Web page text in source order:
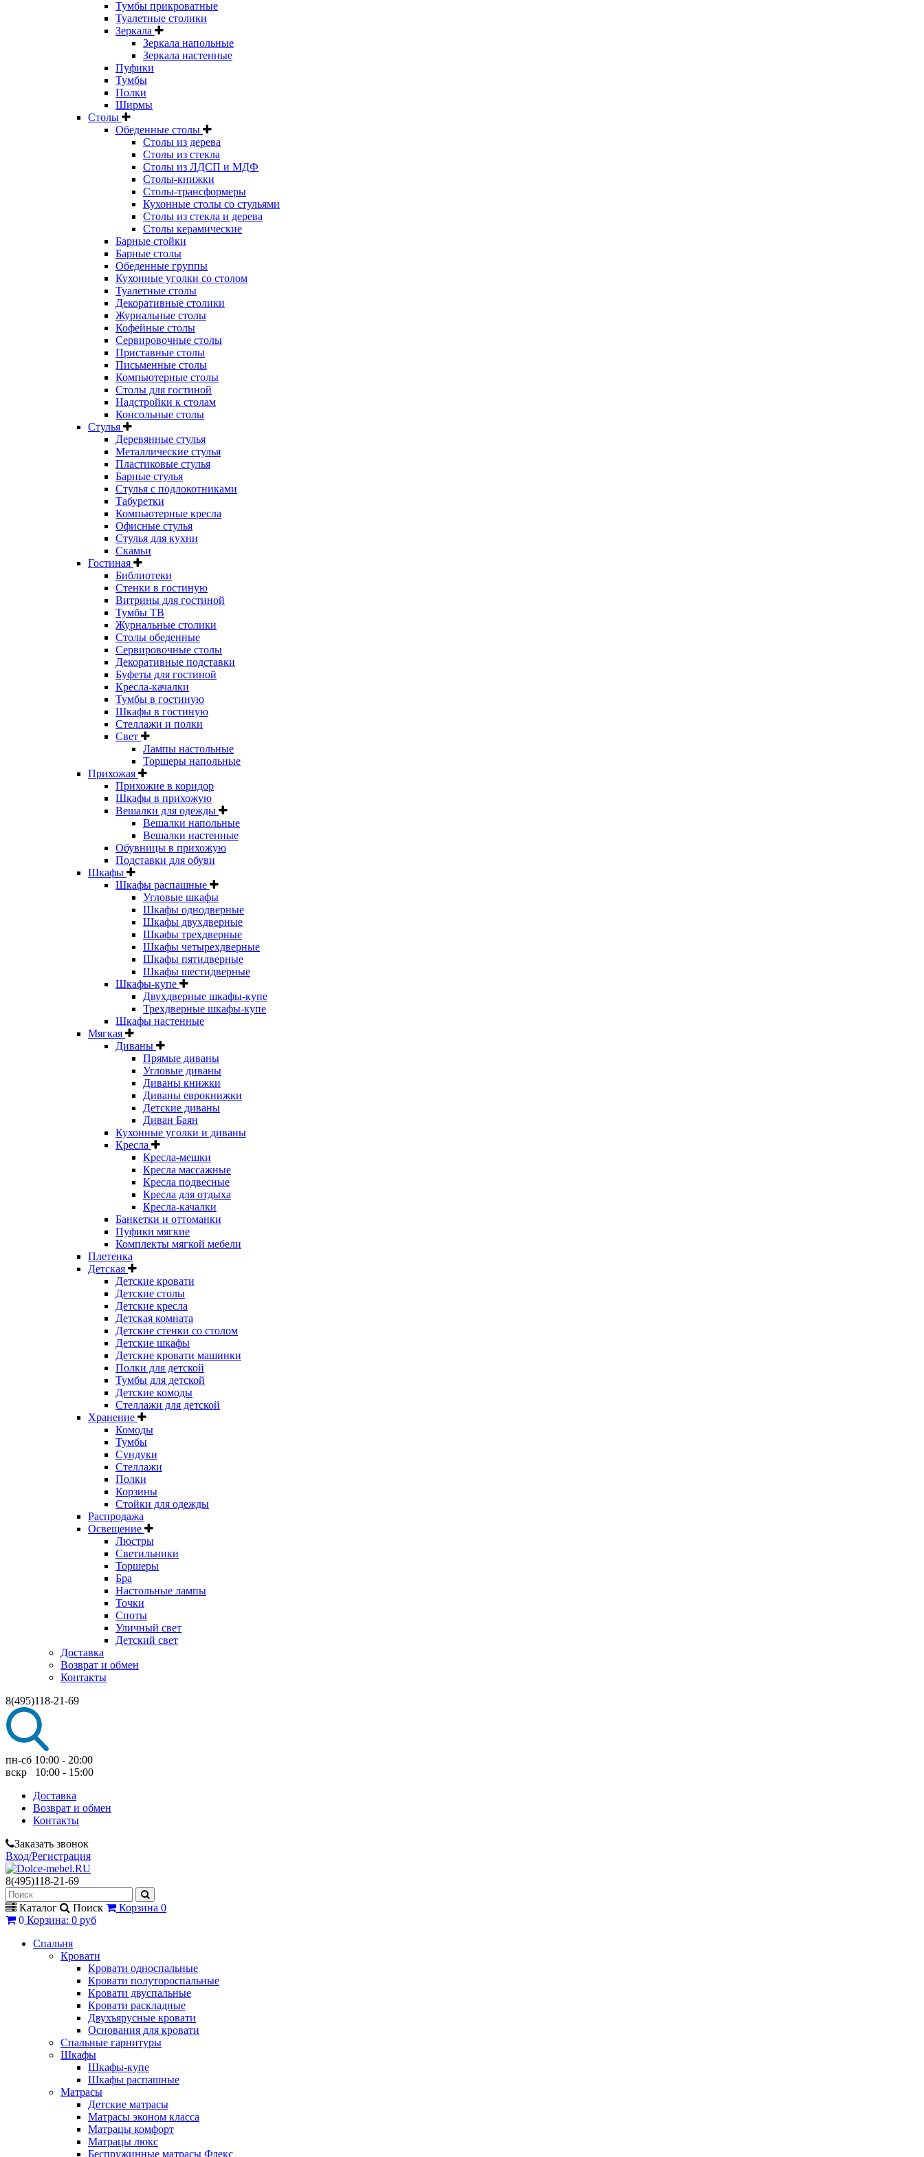
Тумбы прикроватные
Туалетные столики
Зеркала
Зеркала напольные
Зеркала настенные
Пуфики
Тумбы
Полки
Ширмы
Столы
Обеденные столы
Столы из дерева
Столы из стекла
Столы из ЛДСП и МДФ
Столы-книжки
Столы-трансформеры
Кухонные столы со стульями
Столы из стекла и дерева
Столы керамические
Барные стойки
Барные столы
Обеденные группы
Кухонные уголки со столом
Туалетные столы
Декоративные столики
Журнальные столы
Кофейные столы
Сервировочные столы
Приставные столы
Письменные столы
Компьютерные столы
Столы для гостиной
Надстройки к столам
Консольные столы
Стулья
Деревянные стулья
Металлические стулья
Пластиковые стулья
Барные стулья
Стулья с подлокотниками
Табуретки
Компьютерные кресла
Офисные стулья
Стулья для кухни
Скамьи
Гостиная
Библиотеки
Стенки в гостиную
Витрины для гостиной
Тумбы ТВ
Журнальные столики
Столы обеденные
Сервировочные столы
Декоративные подставки
Буфеты для гостиной
Кресла-качалки
Тумбы в гостиную
Шкафы в гостиную
Стеллажи и полки
Свет
Лампы настольные
Торшеры напольные
Прихожая
Прихожие в коридор
Шкафы в прихожую
Вешалки для одежды
Вешалки напольные
Вешалки настенные
Обувницы в прихожую
Подставки для обуви
Шкафы
Шкафы распашные
Угловые шкафы
Шкафы однодверные
Шкафы двухдверные
Шкафы трехдверные
Шкафы четырехдверные
Шкафы пятидверные
Шкафы шестидверные
Шкафы-купе
Двухдверные шкафы-купе
Трехдверные шкафы-купе
Шкафы настенные
Мягкая
Диваны
Прямые диваны
Угловые диваны
Диваны книжки
Диваны еврокнижки
Детские диваны
Диван Баян
Кухонные уголки и диваны
Кресла
Кресла-мешки
Кресла массажные
Кресла подвесные
Кресла для отдыха
Кресла-качалки
Банкетки и оттоманки
Пуфики мягкие
Комплекты мягкой мебели
Плетенка
Детская
Детские кровати
Детские столы
Детские кресла
Детская комната
Детские стенки со столом
Детские шкафы
Детские кровати машинки
Полки для детской
Тумбы для детской
Детские комоды
Стеллажи для детской
Хранение
Комоды
Тумбы
Сундуки
Стеллажи
Полки
Корзины
Стойки для одежды
Распродажа
Освещение
Люстры
Светильники
Торшеры
Бра
Настольные лампы
Точки
Споты
Уличный свет
Детский свет
Доставка
Возврат и обмен
Контакты
8(495)118-21-69
пн-сб 10:00 - 20:00
вскр 10:00 - 15:00
Доставка
Возврат и обмен
Контакты
Заказать звонок
Вход/Регистрация
8(495)118-21-69
Каталог Поиск Корзина 0
0 Корзина: 0 руб
Спальня
Кровати
Кровати односпальные
Кровати полутороспальные
Кровати двуспальные
Кровати раскладные
Двухъярусные кровати
Основания для кровати
Спальные гарнитуры
Шкафы
Шкафы-купе
Шкафы распашные
Матрасы
Детские матрасы
Матрасы эконом класса
Матрацы комфорт
Матрацы люкс
Беспружинные матрасы Флекс